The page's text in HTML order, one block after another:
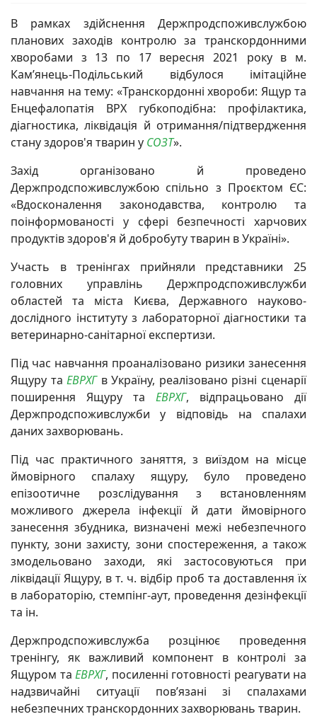
В рамках здійснення Держпродспоживслужбою
планових заходів контролю за транскордонними
хворобами з 13 по 17 вересня 2021 року в м.
Кам’янець-Подільський відбулося імітаційне
навчання на тему: «Транскордонні хвороби: Ящур та
Енцефалопатія ВРХ губкоподібна: профілактика,
діагностика, ліквідація й отримання/підтвердження
стану здоров'я тварин у СОЗТ».
Захід організовано й проведено
Держпродспоживслужбою спільно з Проєктом ЄС:
«Вдосконалення законодавства, контролю та
поінформованості у сфері безпечності харчових
продуктів здоров'я й добробуту тварин в Україні».
Участь в тренінгах прийняли представники 25
головних управлінь Держпродспоживслужби
областей та міста Києва, Державного науково-
дослідного інституту з лабораторної діагностики та
ветеринарно-санітарної експертизи.
Під час навчання проаналізовано ризики занесення
Ящуру таЕВРХГв Україну, реалізовано різні сценарії
поширення Ящуру та ЕВРХГ, відпрацьовано дії
Держпродспоживслужби у відповідь на спалахи
даних захворювань.
Під час практичного заняття, з виїздом на місце
ймовірного спалаху ящуру, було проведено
епізоотичне розслідування з встановленням
можливого джерела інфекції й дати ймовірного
занесення збудника, визначені межі небезпечного
пункту, зони захисту, зони спостереження, а також
змодельовано заходи, які застосовуються при
ліквідації Ящуру, в т. ч. відбір проб та доставлення їх
в лабораторію, стемпінг-аут, проведення дезінфекції
та ін.
Держпродспоживслужба розцінює проведення
тренінгу, як важливий компонент в контролі за
Ящуром та ЕВРХГ, посиленні готовності реагувати на
надзвичайні ситуації пов’язані зі спалахами
небезпечних транскордонних захворювань тварин.